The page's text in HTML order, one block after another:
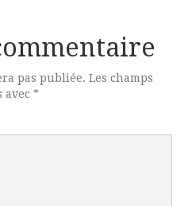
pas publiée. Les champs
avec *